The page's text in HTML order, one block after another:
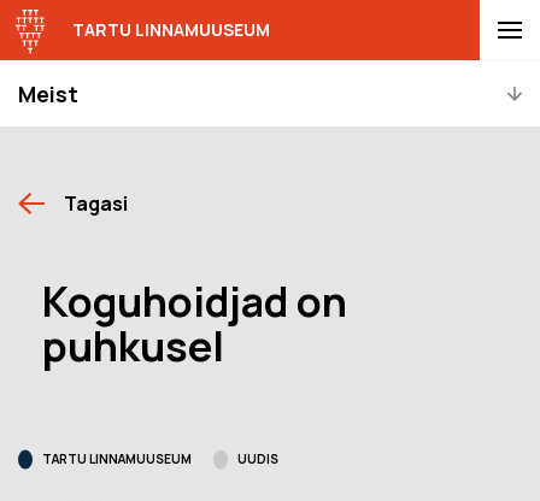
Meist
TARTU LINNAMUUSEUM
Tagasi
Koguhoidjad on
puhkusel
TARTU LINNAMUUSEUM UUDIS